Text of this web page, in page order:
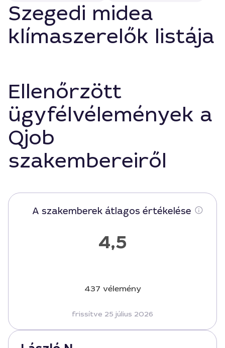
Szegedi midea
klímaszerelők listája
Ellenőrzött
ügyfélvélemények a
Qjob
szakembereiről
A szakemberek átlagos értékelése
4,5
437 vélemény
frissítve 25 július 2026